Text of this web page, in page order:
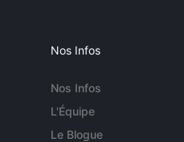
Nos Infos
Nos Infos
L'Équipe
Le Blogue